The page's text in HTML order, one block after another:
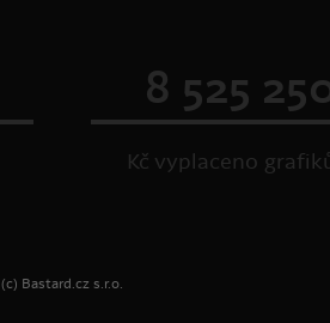
8 525
Kč vyplaceno
(c) Bastard.cz s.r.o.